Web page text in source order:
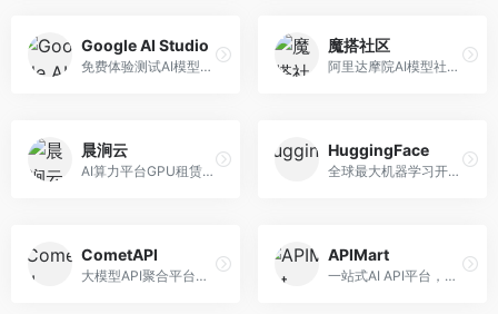
Google AI Studio
免费体验测试AI模型的平台，深度整合Google生态。面向开发者和研究者，提供Gemini模型体验、API密钥管理、提示词测试等服务，免费使用。
魔搭社区
阿里达摩院AI模型社区，专注于中文AI生态。面向中文开发者，提供开源模型、数据集、开发工具等资源，中文模型丰富。
晨涧云
AI算力平台GPU租赁服务，专注于弹性算力。面向开发者和研究者，提供GPU租赁、弹性调度、成本优化等服务，算力灵活。
HuggingFace
全球最大机器学习开源社区，整合模型库与开发工具。面向AI研究者和开发者，提供开源模型、数据集、开发工具等资源，开源生态最完善。
CometAPI
大模型API聚合平台，整合多种AI模型服务。面向开发者，提供统一接口、模型切换、监控分析等服务，API管理便捷。
APIMart
一站式AI API平台，整合多种AI服务。面向开发者，提供模型API、图像处理、语音识别等服务，API种类丰富。